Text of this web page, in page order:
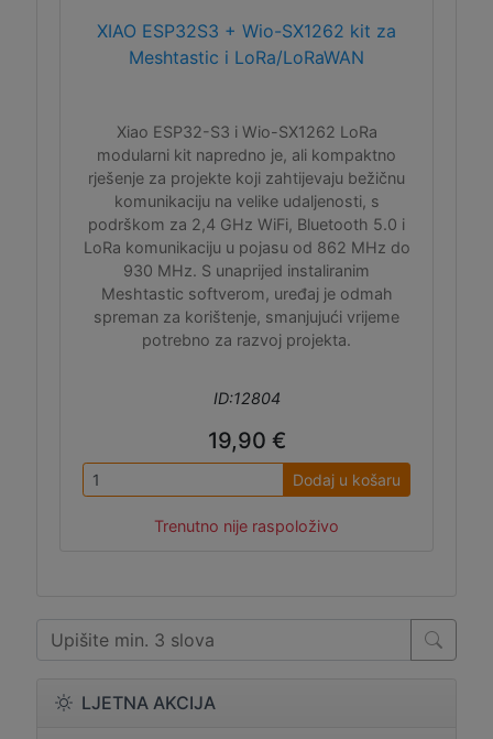
LJETNA AKCIJA
XIAO ESP32S3 + Wio-SX1262 kit za
Meshtastic i LoRa/LoRaWAN
Xiao ESP32-S3 i Wio-SX1262 LoRa
modularni kit napredno je, ali kompaktno
rješenje za projekte koji zahtijevaju bežičnu
komunikaciju na velike udaljenosti, s
podrškom za 2,4 GHz WiFi, Bluetooth 5.0 i
LoRa komunikaciju u pojasu od 862 MHz do
930 MHz. S unaprijed instaliranim
Meshtastic softverom, uređaj je odmah
spreman za korištenje, smanjujući vrijeme
potrebno za razvoj projekta.
ID:12804
19,90 €
Dodaj u košaru
Trenutno nije raspoloživo